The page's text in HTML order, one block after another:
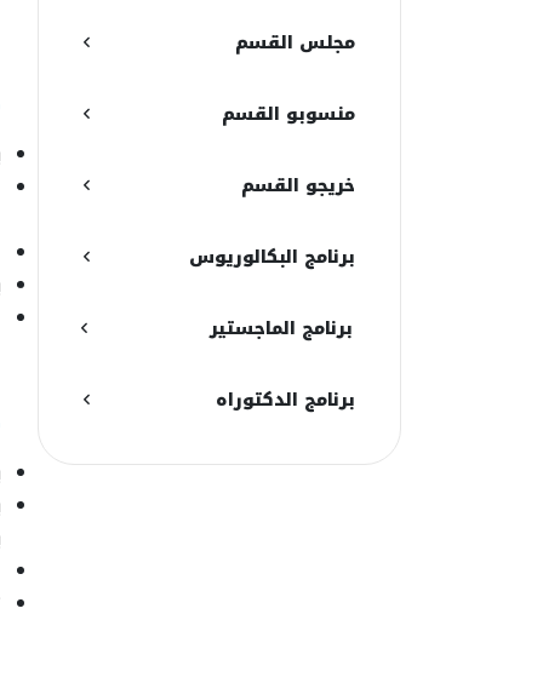
مجلس القسم
منسوبو القسم
خريجو القسم
برنامج البكالوريوس
برنامج الماجستير
برنامج الدكتوراه